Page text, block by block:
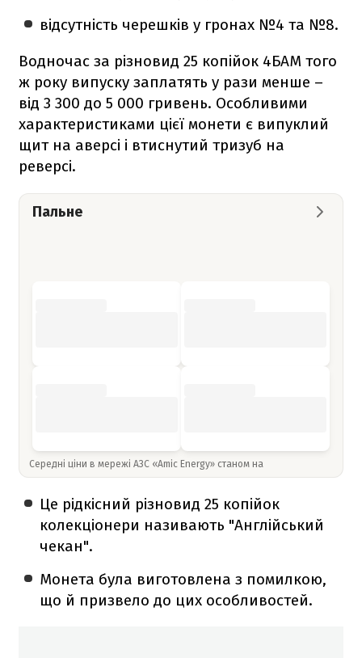
відсутність черешків у гронах №4 та №8.
Водночас за різновид 25 копійок 4БАМ того
ж року випуску заплатять у рази менше –
від 3 300 до 5 000 гривень. Особливими
характеристиками цієї монети є випуклий
щит на аверсі і втиснутий тризуб на
реверсі.
Пальне
Середні ціни в мережі АЗС «Amic Energy» станом на
Це рідкісний різновид 25 копійок
колекціонери називають "Англійський
чекан".
Монета була виготовлена з помилкою,
що й призвело до цих особливостей.